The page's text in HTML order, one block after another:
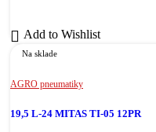
Add to Wishlist
Na sklade
AGRO pneumatiky
19,5 L-24 MITAS TI-05 12PR